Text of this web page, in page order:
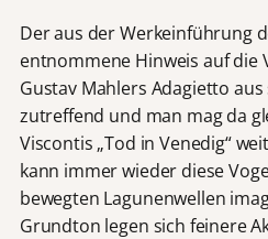
Der aus der Werkeinführung
entnommene Hinweis auf die
Gustav Mahlers Adagietto
zutreffend und man mag da
Viscontis „Tod in Venedig“
kann immer wieder diese
bewegten Lagunenwellen
Grundton legen sich feinere